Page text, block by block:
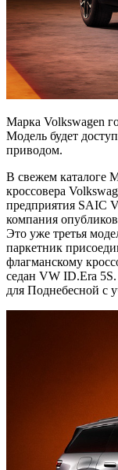
Марка Volkswagen
Модель будет
приводом.
В свежем каталоге
кроссовера
предприятия SAIC
компания
Это уже третья
паркетник
флагманскому
седан VW ID.Era
для Поднебесной с